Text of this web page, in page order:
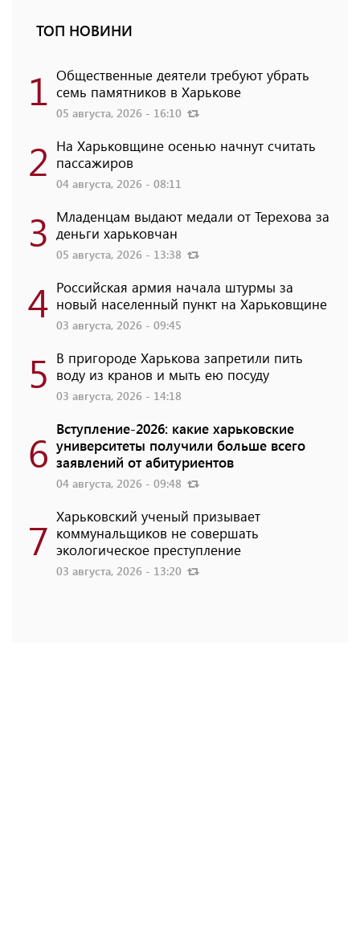
ТОП НОВИНИ
1 Общественные деятели требуют убрать
семь памятников в Харькове
05 августа, 2026 - 16:10
2 На Харьковщине осенью начнут считать
пассажиров
04 августа, 2026 - 08:11
3 Младенцам выдают медали от Терехова за
деньги харьковчан
05 августа, 2026 - 13:38
4 Российская армия начала штурмы за
новый населенный пункт на Харьковщине
03 августа, 2026 - 09:45
5 В пригороде Харькова запретили пить
воду из кранов и мыть ею посуду
03 августа, 2026 - 14:18
6 Вступление-2026: какие харьковские
университеты получили больше всего
заявлений от абитуриентов
04 августа, 2026 - 09:48
7 Харьковский ученый призывает
коммунальщиков не совершать
экологическое преступление
03 августа, 2026 - 13:20